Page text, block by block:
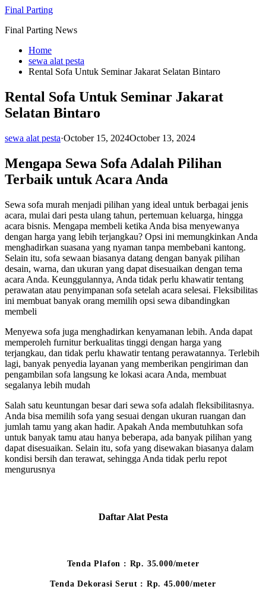
Skip
content
Final Parting
Final Parting News
Home
sewa alat pesta
Rental Sofa Untuk Seminar Jakarat Selatan Bintaro
Rental Sofa Untuk Seminar Jakarat
Selatan Bintaro
sewa alat pesta·October 15, 2024October 13, 2024
Mengapa Sewa Sofa Adalah Pilihan
Terbaik untuk Acara Anda
Sewa sofa murah menjadi pilihan yang ideal untuk berbagai jenis
acara, mulai dari pesta ulang tahun, pertemuan keluarga, hingga
acara bisnis. Mengapa membeli ketika Anda bisa menyewanya
dengan harga yang lebih terjangkau? Opsi ini memungkinkan Anda
menghadirkan suasana yang nyaman tanpa membebani kantong.
Selain itu, sofa sewaan biasanya datang dengan banyak pilihan
desain, warna, dan ukuran yang dapat disesuaikan dengan tema
acara Anda. Keunggulannya, Anda tidak perlu khawatir tentang
perawatan atau penyimpanan sofa setelah acara selesai. Fleksibilitas
ini membuat banyak orang memilih opsi sewa dibandingkan
membeli
Menyewa sofa juga menghadirkan kenyamanan lebih. Anda dapat
memperoleh furnitur berkualitas tinggi dengan harga yang
terjangkau, dan tidak perlu khawatir tentang perawatannya. Terlebih
lagi, banyak penyedia layanan yang memberikan pengiriman dan
pengambilan sofa langsung ke lokasi acara Anda, membuat
segalanya lebih mudah
Salah satu keuntungan besar dari sewa sofa adalah fleksibilitasnya.
Anda bisa memilih sofa yang sesuai dengan ukuran ruangan dan
jumlah tamu yang akan hadir. Apakah Anda membutuhkan sofa
untuk banyak tamu atau hanya beberapa, ada banyak pilihan yang
dapat disesuaikan. Selain itu, sofa yang disewakan biasanya dalam
kondisi bersih dan terawat, sehingga Anda tidak perlu repot
mengurusnya
Daftar Alat Pesta
Tenda Plafon : Rp. 35.000/meter
Tenda Dekorasi Serut : Rp. 45.000/meter